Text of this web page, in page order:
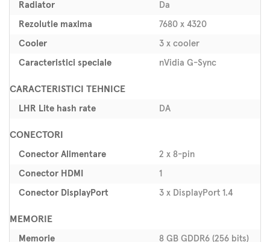
Radiator Da
Rezolutie maxima 7680 x 4320
Cooler 3 x cooler
Caracteristici speciale nVidia G-Sync
CARACTERISTICI TEHNICE
LHR Lite hash rate DA
CONECTORI
Conector Alimentare 2 x 8-pin
Conector HDMI 1
Conector DisplayPort 3 x DisplayPort 1.4
MEMORIE
Memorie 8 GB GDDR6 (256 bits)